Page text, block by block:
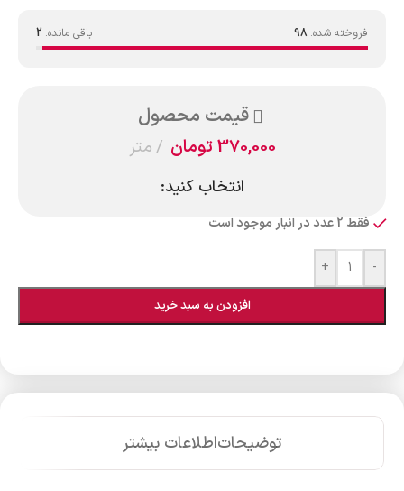
فروخته شده: 98 باقی مانده: 2
قیمت محصول
370,000تومان متر
انتخاب کنید:
فقط 2 عدد در انبار موجود است
-
+
افزودن به سبد خرید
توضیحاتاطلاعات بیشتر